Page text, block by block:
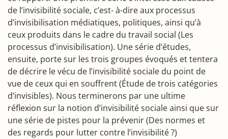
de l’invisibilité sociale, c’est- à-dire aux processus
d’invisibilisation médiatiques, politiques, ainsi qu’à
ceux produits dans le cadre du travail social (Les
processus d’invisibilisation). Une série d’études,
ensuite, porte sur les trois groupes évoqués et tentera
de décrire le vécu de l’invisibilité sociale du point de
vue de ceux qui en souffrent (Étude de trois catégories
d’invisibles). Nous terminerons par une ultime
réflexion sur la notion d’invisibilité sociale ainsi que sur
une série de pistes pour la prévenir (Des normes et
des regards pour lutter contre l’invisibilité ?)